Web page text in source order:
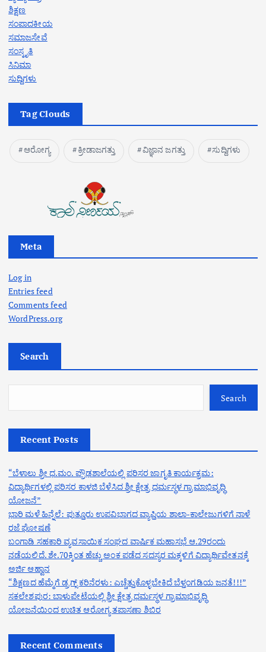
ಶಿಕ್ಷಣ
ಸಂಪಾದಕೀಯ
ಸಮಾಜಸೇವೆ
ಸಂಸ್ಕೃತಿ
ಸಿನಿಮಾ
ಸುದ್ದಿಗಳು
Tag Clouds
ಆರೋಗ್ಯ ಕ್ರೀಡಾಜಗತ್ತು ವಿಜ್ಞಾನ ಜಗತ್ತು ಸುದ್ದಿಗಳು
Meta
Log in
Entries feed
Comments feed
WordPress.org
Search
Search
Recent Posts
“ಬೆಳಾಲು ಶ್ರೀ ಧ.ಮಂ. ಪ್ರೌಢಶಾಲೆಯಲ್ಲಿ ಪರಿಸರ ಜಾಗೃತಿ ಕಾರ್ಯಕ್ರಮ:
ವಿದ್ಯಾರ್ಥಿಗಳಲ್ಲಿ ಪರಿಸರ ಕಾಳಜಿ ಬೆಳೆಸಿದ ಶ್ರೀ ಕ್ಷೇತ್ರ ಧರ್ಮಸ್ಥಳ ಗ್ರಾಮಾಭಿವೃದ್ಧಿ
ಯೋಜನೆ”
ಭಾರಿ ಮಳೆ ಹಿನ್ನೆಲೆ: ಪುತ್ತೂರು ಉಪವಿಭಾಗದ ವ್ಯಾಪ್ತಿಯ ಶಾಲಾ-ಕಾಲೇಜುಗಳಿಗೆ ನಾಳೆ
ರಜೆ ಘೋಷಣೆ
ಬಂಗಾಡಿ ಸಹಕಾರಿ ವ್ಯವಸಾಯಿಕ ಸಂಘದ ವಾರ್ಷಿಕ ಮಹಾಸಭೆ ಆ.29ರಂದು
ನಡೆಯಲಿದೆ. ಶೇ.70ಕ್ಕಿಂತ ಹೆಚ್ಚು ಅಂಕ ಪಡೆದ ಸದಸ್ಯರ ಮಕ್ಕಳಿಗೆ ವಿದ್ಯಾರ್ಥಿವೇತನಕ್ಕೆ
ಅರ್ಜಿ ಆಹ್ವಾನ
“ಶಿಕ್ಷಣದ ಹೆಮ್ಮೆಗೆ ಡ್ರಗ್ಸ್ ಕರಿನೆರಳು: ಎಚ್ಚೆತ್ತುಕೊಳ್ಳಬೇಕಿದೆ ಬೆಳ್ತಂಗಡಿಯ ಜನತೆ!!!”
ಸಕಲೇಶಪುರ: ಬಾಳುಪೇಟೆಯಲ್ಲಿ ಶ್ರೀ ಕ್ಷೇತ್ರ ಧರ್ಮಸ್ಥಳ ಗ್ರಾಮಾಭಿವೃದ್ಧಿ
ಯೋಜನೆಯಿಂದ ಉಚಿತ ಆರೋಗ್ಯ ತಪಾಸಣಾ ಶಿಬಿರ
Recent Comments